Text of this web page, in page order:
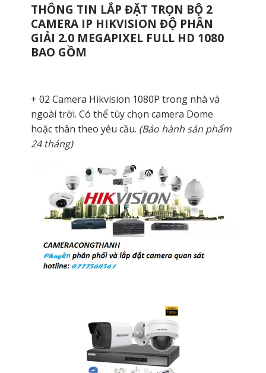
THÔNG TIN LẮP ĐẶT TRỌN BỘ 2
CAMERA IP HIKVISION ĐỘ PHÂN
GIẢI 2.0 MEGAPIXEL FULL HD 1080
BAO GỒM
+ 02 Camera Hikvision 1080P trong nhà và
ngoài trời. Có thể tùy chọn camera Dome
hoặc thân theo yêu cầu. (Bảo hành sản phẩm
24 tháng)